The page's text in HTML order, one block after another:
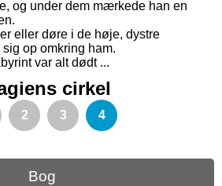
og under dem mærkede han en
eller døre i de høje, dystre
op omkring ham.
var alt dødt ...
cirkel
2 3 4
Bog